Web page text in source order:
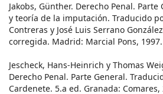
Jakobs, Günther. Derecho Penal.
y teoría de la imputación. Traducido
Contreras y José Luis Serrano
corregida. Madrid: Marcial Pons, 1997.
Jescheck, Hans-Heinrich y Thomas
Derecho Penal. Parte General.
Cardenete. 5.a ed. Granada: Comares,